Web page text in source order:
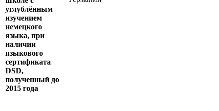
углублённым
изучением
немецкого
языка, при
наличии
языкового
сертификата
DSD,
полученный до
2015 года